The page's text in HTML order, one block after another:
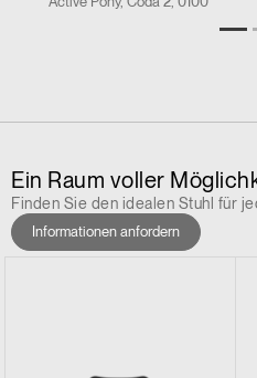
Ein Raum voller
Finden Sie den idealen Stuhl für
Informationen anfordern